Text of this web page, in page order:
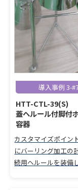
導入事例 3-
HTT-CTL-39(S)
蓋ヘルール付脚付
容器
カスタマイズポイン
にバーリング加工の
続用ヘルールを装備